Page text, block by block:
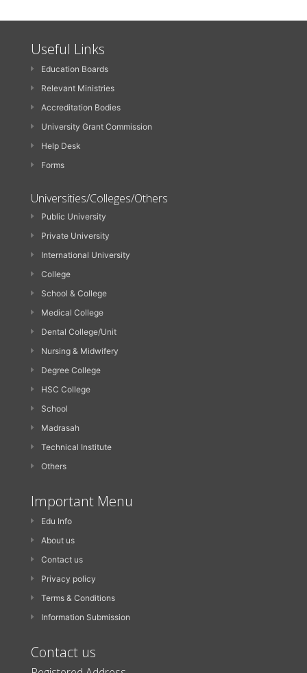
Useful Links
Education Boards
Relevant Ministries
Accreditation Bodies
University Grant Commission
Help Desk
Forms
Universities/Colleges/Others
Public University
Private University
International University
College
School & College
Medical College
Dental College/Unit
Nursing & Midwifery
Degree College
HSC College
School
Madrasah
Technical Institute
Others
Important Menu
Edu Info
About us
Contact us
Privacy policy
Terms & Conditions
Information Submission
Contact us